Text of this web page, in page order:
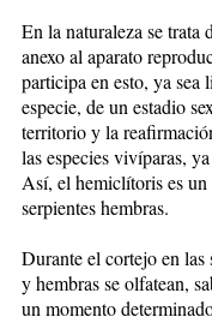
En la naturaleza se trata
anexo al apa­ra­to
participa en esto, ya
especie, de un estadio
terri­to­rio y la
las especies vivíparas,
Así, el hemiclítoris es un
serpientes hem­bras.
Durante el cortejo en las
y hembras se olfatean,
un mo­men­to